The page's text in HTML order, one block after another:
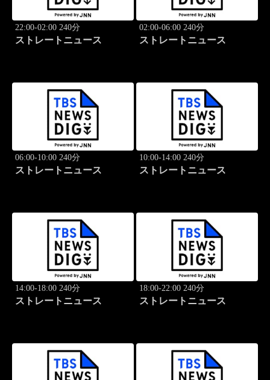
22:00-02:00 240分
ストレートニュース
02:00-06:00 240分
ストレートニュース
06:00-10:00 240分
ストレートニュース
10:00-14:00 240分
ストレートニュース
14:00-18:00 240分
ストレートニュース
18:00-22:00 240分
ストレートニュース